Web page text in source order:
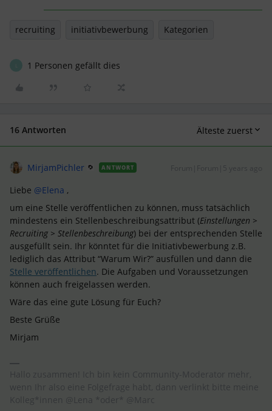
recruiting initiativbewerbung Kategorien
1 Personen gefällt dies
16 Antworten Älteste zuerst
MirjamPichler ANTWORT
Liebe @Elena ,
um eine Stelle veröffentlichen zu können, muss tatsächlich
mindestens ein Stellenbeschreibungsattribut (Einstellungen >
Recruiting > Stellenbeschreibung) bei der entsprechenden Stelle
ausgefüllt sein. Ihr könntet für die Initiativbewerbung z.B.
lediglich das Attribut “Warum Wir?” ausfüllen und dann die
Stelle veröffentlichen. Die Aufgaben und Voraussetzungen
können auch freigelassen werden.
Wäre das eine gute Lösung für Euch?
Beste Grüße
Mirjam